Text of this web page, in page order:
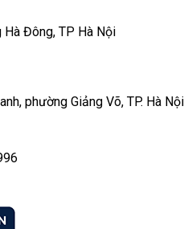
Hà Đông, TP Hà Nội
phường Giảng Võ, TP. Hà Nội